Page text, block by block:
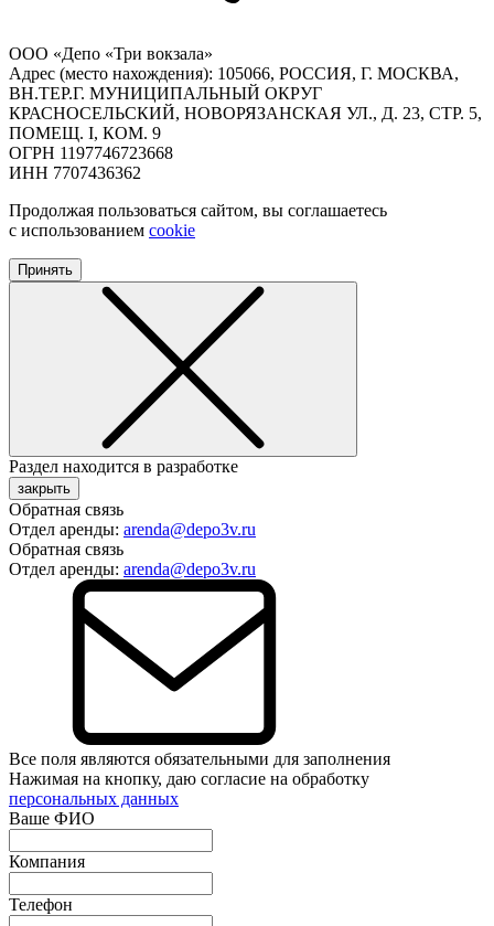
ООО «Депо «Три вокзала»
Адрес (место нахождения): 105066, РОССИЯ, Г. МОСКВА,
ВН.ТЕР.Г. МУНИЦИПАЛЬНЫЙ ОКРУГ
КРАСНОСЕЛЬСКИЙ, НОВОРЯЗАНСКАЯ УЛ., Д. 23, СТР. 5,
ПОМЕЩ. I, КОМ. 9
ОГРН 1197746723668
ИНН 7707436362
Продолжая пользоваться сайтом, вы соглашаетесь
с использованием cookie
Принять
Раздел находится в разработке
закрыть
Обратная связь
Отдел аренды: arenda@depo3v.ru
Обратная связь
Отдел аренды: arenda@depo3v.ru
Все поля являются обязательными для заполнения
Нажимая на кнопку, даю согласие на обработку
персональных данных
Ваше ФИО
Компания
Телефон